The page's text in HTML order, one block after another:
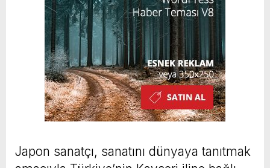
Japon sanatçı, sanatını dünyaya tanıtmak